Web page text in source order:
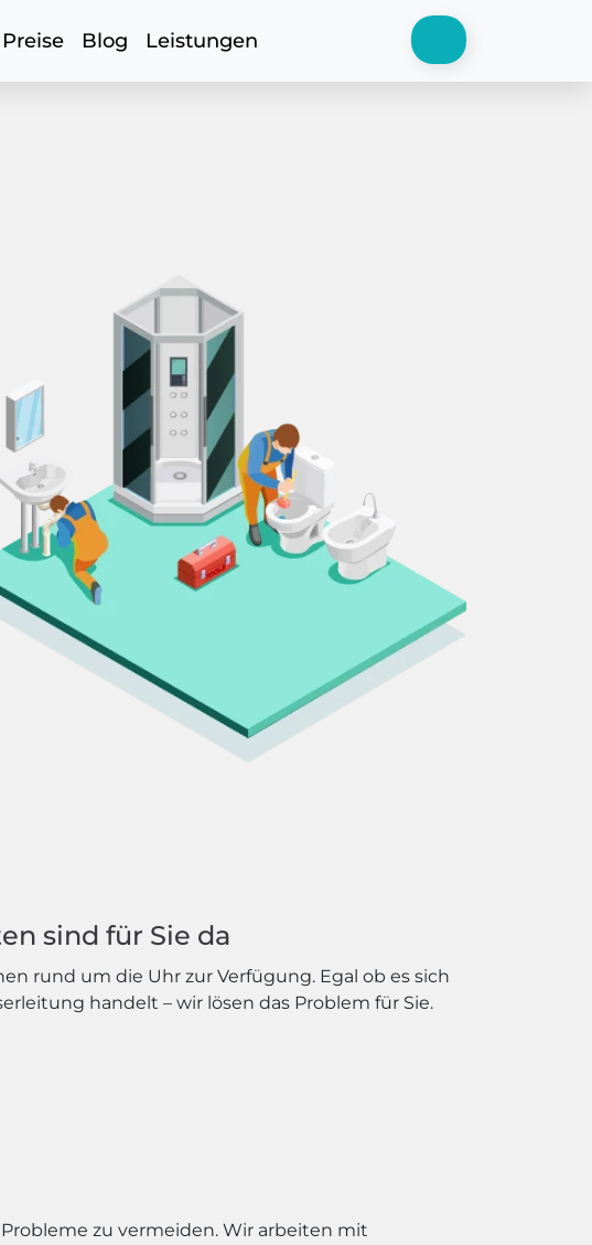
Preise Blog Leistungen
sind für Sie da
rund um die Uhr zur Verfügung. Egal ob es sich
handelt – wir lösen das Problem für Sie.
zu vermeiden. Wir arbeiten mit